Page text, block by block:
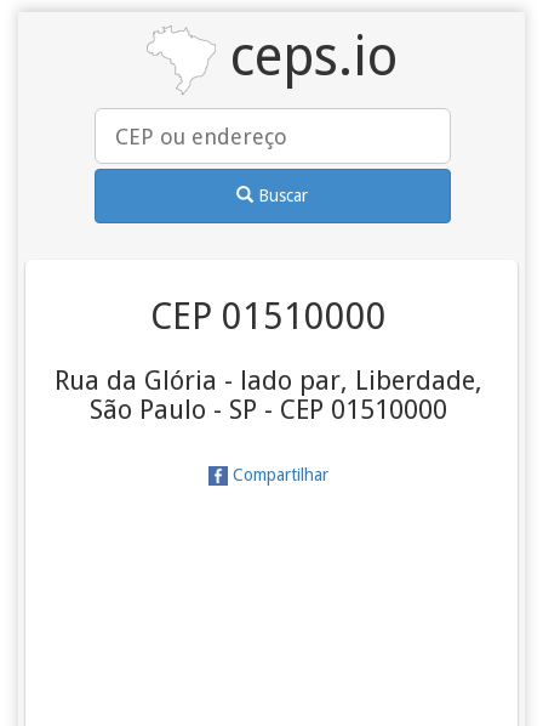
ceps.io
Buscar
CEP 01510000
Rua da Glória - lado par, Liberdade,
São Paulo - SP - CEP 01510000
Compartilhar